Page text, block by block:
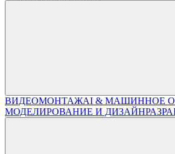
ВИДЕОМОНТАЖAI & МАШИННОЕ
МОДЕЛИРОВАНИЕ И ДИЗАЙН